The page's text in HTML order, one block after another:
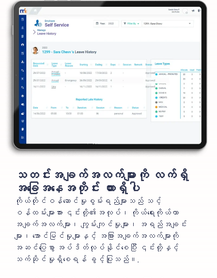
သတင်းအချက်အလက်များကို လက်ရှိ
အခြေအနေအတိုင်း ထားရှိပါ
ကိုယ်တိုင်ဝန်ဆောင်မှုစွမ်းရည်များသည် သင့်
ဝန်ထမ်းများအား ၎င်းတို့၏အလုပ်၊ ကိုယ်ရေးကိုယ်တာ
အချက်အလက်များ၊ ကျွမ်းကျင်မှုများ၊ အရည်အချင်း
များ၊ အောင်မြင်မှုများနှင့် အခြားအချက်အလက်များကို
အဆင်ပြေစွာ အပ်ဒိတ်လုပ်နိုင်စေပြီး ၎င်းတို့နှင့်
သက်ဆိုင်မှုရှိစေရန် ခွင့်ပြုသည်။.